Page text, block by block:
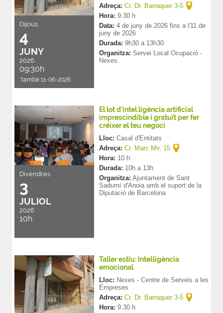
Dijous
4
JUNY
2026
09:30h
*també 11-06-2026
Adreça: Cr. Dr. Barraquer 3-5
Hora: 9.30 h
Data: 4 de juny de 2026 fins a l'11 de
juny de 2026
Durada: 9h30 a 13h30
Organitza: Servei Local Ocupació -
Nexes
Divendres
3
JULIOL
2026
10h
El lot d'intel.ligència artificial
imprescindible i gratuït per fer
créixer el teu negoci
Lloc: Casal d'Entitats
Adreça: Cr. Marc Mir, 15
Hora: 10 h
Durada: 10h a 13h
Organitza: Ajuntament de Sant
Sadurní d'Anoia amb el suport de la
Diputació de Barcelona
Taller estiu: Intel·ligència
emocional
Lloc: Nexes - Centre de Serveis a les
Empreses
Adreça: Cr. Dr. Barraquer 3-5
Hora: 9.30 h